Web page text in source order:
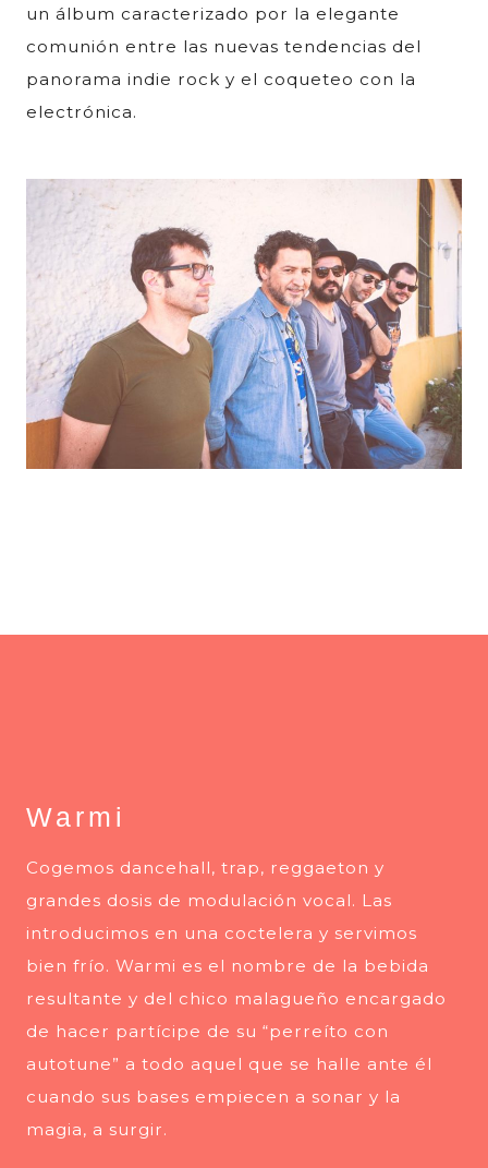
un álbum caracterizado por la elegante
comunión entre las nuevas tendencias del
panorama indie rock y el coqueteo con la
electrónica.
Warmi
Cogemos dancehall, trap, reggaeton y
grandes dosis de modulación vocal. Las
introducimos en una coctelera y servimos
bien frío. Warmi es el nombre de la bebida
resultante y del chico malagueño encargado
de hacer partícipe de su “perreíto con
autotune” a todo aquel que se halle ante él
cuando sus bases empiecen a sonar y la
magia, a surgir.